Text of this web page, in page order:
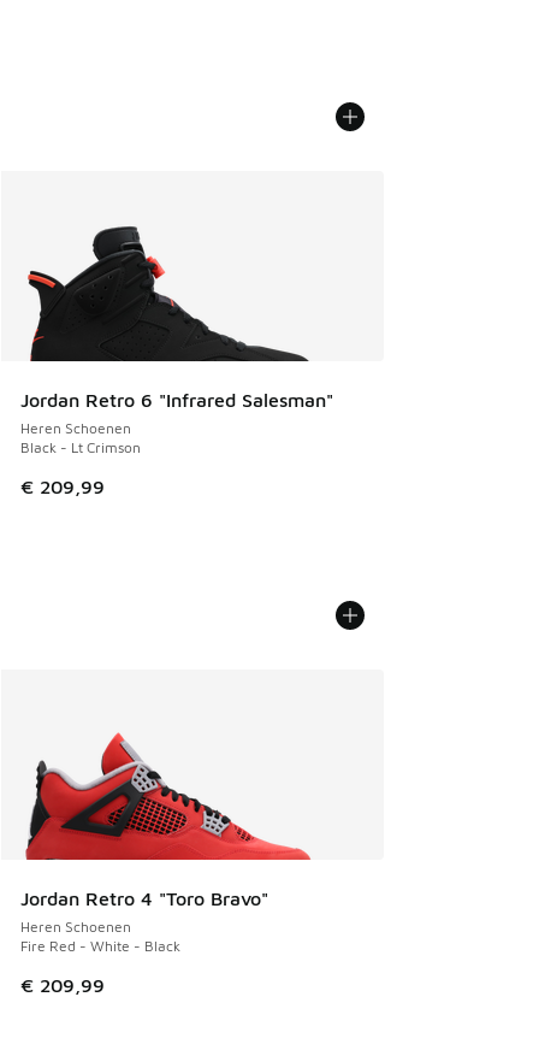
Jordan Retro 6 "Infrared Salesman"
Heren Schoenen
Black - Lt Crimson
€ 209,99
Jordan Retro 4 "Toro Bravo"
Heren Schoenen
Fire Red - White - Black
€ 209,99